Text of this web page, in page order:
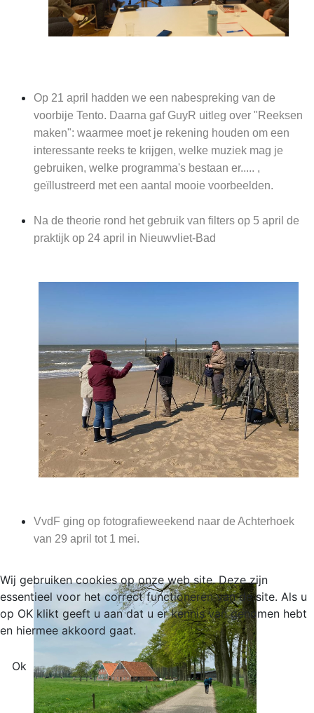
Op 21 april hadden we een nabespreking van de
voorbije Tento. Daarna gaf GuyR uitleg over "Reeksen
maken": waarmee moet je rekening houden om een
interessante reeks te krijgen, welke muziek mag je
gebruiken, welke programma's bestaan er..... ,
geïllustreerd met een aantal mooie voorbeelden.
Na de theorie rond het gebruik van filters op 5 april de
praktijk op 24 april in Nieuwvliet-Bad
VvdF ging op fotografieweekend naar de Achterhoek
van 29 april tot 1 mei.
Wij gebruiken cookies op onze web site. Deze zijn
essentieel voor het correct functioneren van de site. Als u
op OK klikt geeft u aan dat u er kennis van genomen hebt
en hiermee akkoord gaat.
Ok